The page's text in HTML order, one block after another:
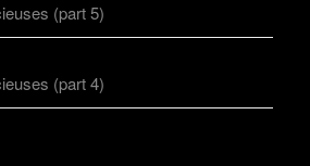
(part 5)
(part 4)